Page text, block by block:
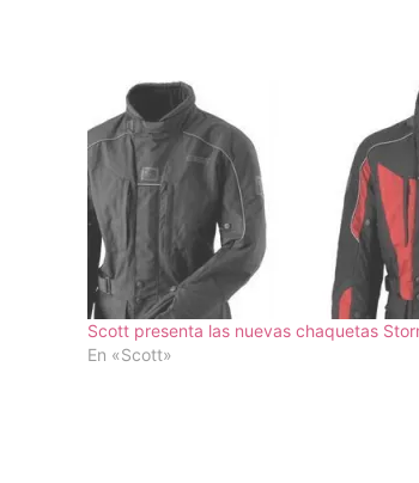
Scott presenta las nuevas chaquetas
En «Scott»